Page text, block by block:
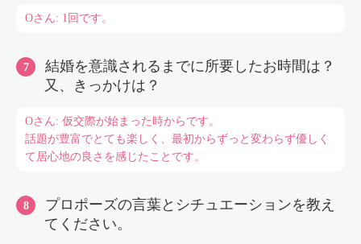
Oさん: 1回です。
結婚を意識されるまでに所要したお時間は？
又、きっかけは？
Oさん: 仮交際が始まった時からです。
話題が豊富でとても楽しく、最初からずっと変わらず優しく
て居心地の良さを感じたことです。
プロポーズの言葉とシチュエーションを教え
てください。